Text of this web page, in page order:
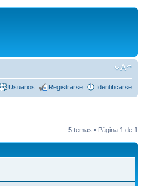
Usuarios Registrarse Identificarse
5 temas • Página 1 de 1